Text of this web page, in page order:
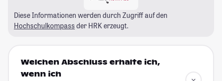
Diese Informationen werden durch Zugriff auf den
Hochschulkompass der HRK erzeugt.
Welchen Abschluss erhalte ich,
wenn ich